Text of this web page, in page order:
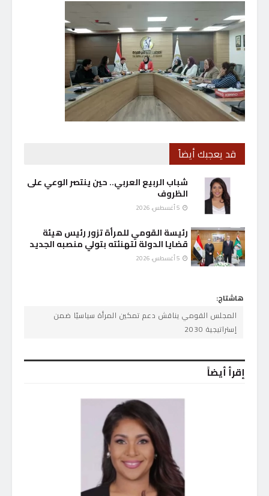
قد يعجبك أيضاً
شباب الربيع العربي.. حين ينتصر الوعي على
الظروف
رئيسة القومي للمرأة تزور رئيس هيئة
قضايا الدولة لتهنئته بتولي منصبه الجديد
هاشتاج:
المجلس القومي يناقش دعم تمكين المرأة سياسيًا ضمن
إستراتيجية 2030
إقرأ أيضاً